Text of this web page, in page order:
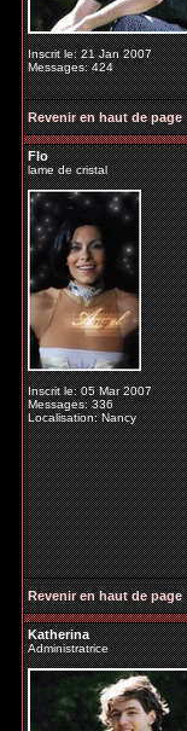
Inscrit le: 21 Jan 2007
Messages: 424
Revenir en haut de page
Flo
lame de cristal
Inscrit le: 05 Mar 2007
Messages: 336
Localisation: Nancy
Revenir en haut de page
Katherina
Administratrice